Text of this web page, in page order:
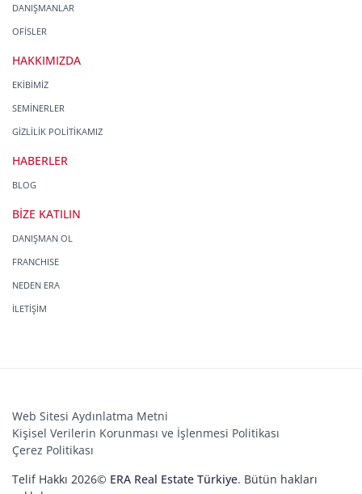
DANIŞMANLAR
OFİSLER
HAKKIMIZDA
EKİBİMİZ
SEMİNERLER
GİZLİLİK POLİTİKAMIZ
HABERLER
BLOG
BİZE KATILIN
DANIŞMAN OL
FRANCHISE
NEDEN ERA
İLETİŞİM
Web Sitesi Aydınlatma Metni
Kişisel Verilerin Korunması ve İşlenmesi Politikası
Çerez Politikası
Telif Hakkı 2026© ERA Real Estate Türkiye. Bütün hakları